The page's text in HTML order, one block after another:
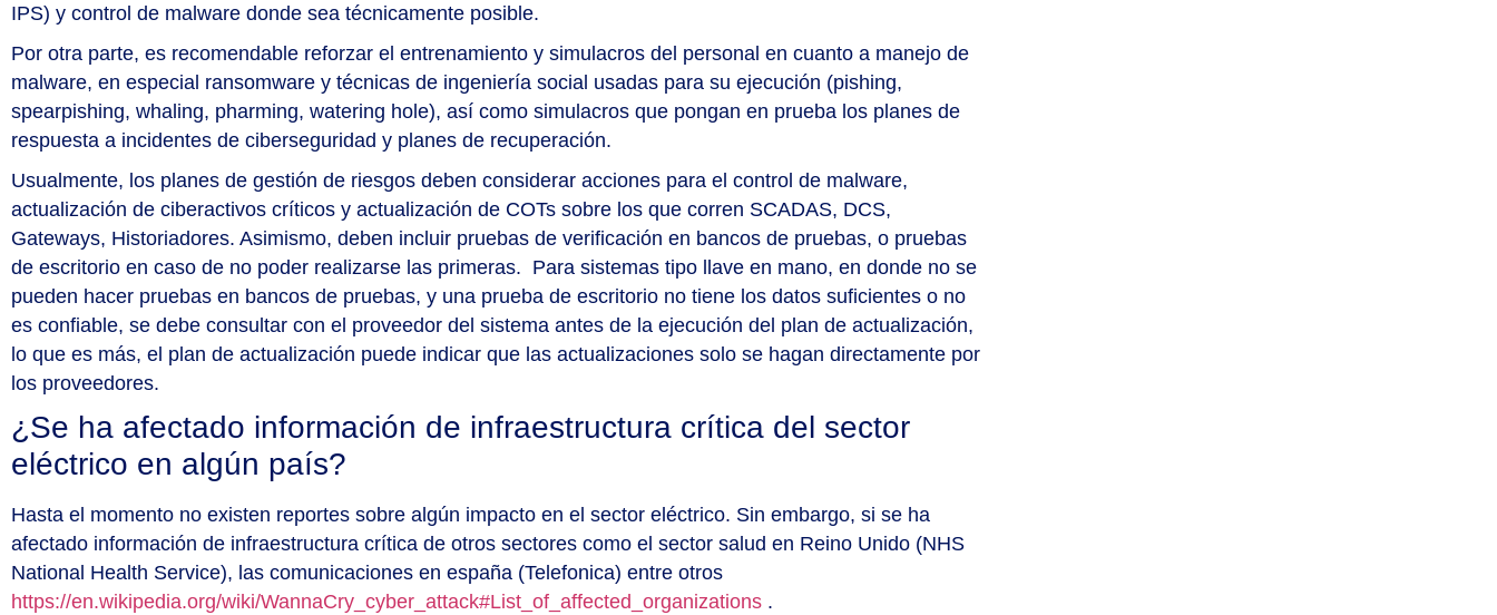
IPS) y control de malware donde sea técnicamente posible.
Por otra parte, es recomendable reforzar el entrenamiento y simulacros del personal en cuanto a manejo de
malware, en especial ransomware y técnicas de ingeniería social usadas para su ejecución (pishing,
spearpishing, whaling, pharming, watering hole), así como simulacros que pongan en prueba los planes de
respuesta a incidentes de ciberseguridad y planes de recuperación.
Usualmente, los planes de gestión de riesgos deben considerar acciones para el control de malware,
actualización de ciberactivos críticos y actualización de COTs sobre los que corren SCADAS, DCS,
Gateways, Historiadores. Asimismo, deben incluir pruebas de verificación en bancos de pruebas, o pruebas
de escritorio en caso de no poder realizarse las primeras. Para sistemas tipo llave en mano, en donde no se
pueden hacer pruebas en bancos de pruebas, y una prueba de escritorio no tiene los datos suficientes o no
es confiable, se debe consultar con el proveedor del sistema antes de la ejecución del plan de actualización,
lo que es más, el plan de actualización puede indicar que las actualizaciones solo se hagan directamente por
los proveedores.
¿Se ha afectado información de infraestructura crítica del sector
eléctrico en algún país?
Hasta el momento no existen reportes sobre algún impacto en el sector eléctrico. Sin embargo, si se ha
afectado información de infraestructura crítica de otros sectores como el sector salud en Reino Unido (NHS
National Health Service), las comunicaciones en españa (Telefonica) entre otros
https://en.wikipedia.org/wiki/WannaCry_cyber_attack#List_of_affected_organizations .